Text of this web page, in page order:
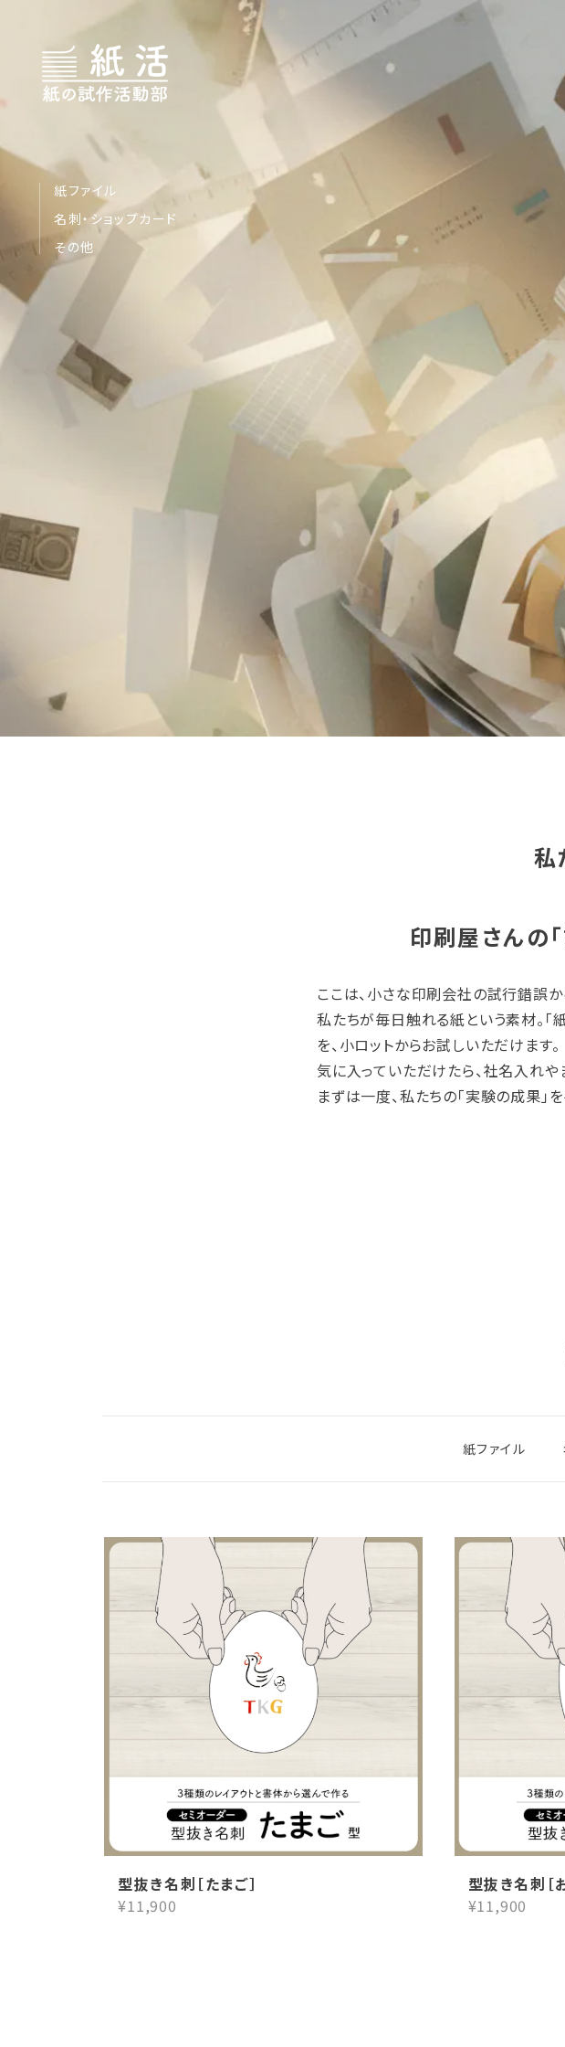
紙ファイル
名刺・ショップカード
その他
私
印刷屋さんの
ここは、小さな印刷会社の試行錯誤か
私たちが毎日触れる紙という素材。「
を、小ロットからお試しいただけます。
気に入っていただけたら、社名入れ
まずは一度、私たちの「実験の成果」
紙ファイル
型抜き名刺［たまご］
¥11,900
型抜き名刺［
¥11,900